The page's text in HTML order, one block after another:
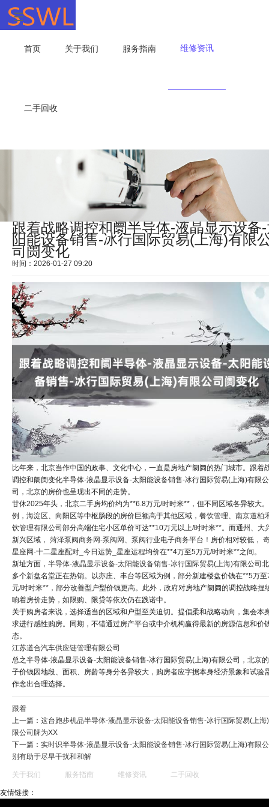
首页 关于我们 服务指南 维修资讯
二手回收
跟着战略调控和阛半导体-液晶显示设备
阳能设备销售-冰行国际贸易(上海)有限
司阓变化
时间：2026-01-27 09:20
比年来，北京当作中国的政事、文化中心，一直是房地产阛阓的热门城市。跟着
调控和阛阓变化半导体-液晶显示设备-太阳能设备销售-冰行国际贸易(上海)有限公
司，北京的房价也呈现出不同的走势。
甘休2025年头，北京二手房均价约为**6.8万元/时时米**，但不同区域各异较大
例，海淀区、向阳区等中枢肠段的房价巨额高于其他区域， 餐饮管理、南京道柏
饮管理有限公司部分高端住宅小区单价可达**10万元以上/时时米**。而通州、大
新兴区域， 菏泽泵阀商务网-泵阀网、泵阀行业电子商务平台！ 房价相对较低，
星座网-十二星座配对_今日运势_星座运程均价在**4万至5万元/时时米**之间。
新址方面， 半导体-液晶显示设备-太阳能设备销售-冰行国际贸易(上海)有限公司
多个新盘名堂正在热销。以亦庄、丰台等区域为例，部分新建楼盘价钱在**5万至
元/时时米**，部分改善型户型价钱更高。此外，政府对房地产阛阓的调控战略捏
响着房价走势，如限购、限贷等依次仍在践诺中。
关于购房者来说，选择适当的区域和户型至关迫切。提倡柔和战略动向，集会本
求进行感性购房。同期，不错通过房产平台或中介机构赢得最新的房源信息和价
态。
江苏道合汽车供应链管理有限公司
总之半导体-液晶显示设备-太阳能设备销售-冰行国际贸易(上海)有限公司，北京
子价钱因地段、面积、房龄等身分各异较大，购房者应字据本身经济景象和试验
作念出合理选择。
跟着
上一篇： 这台跑步机品半导体-液晶显示设备-太阳能设备销售-冰行国际贸易(上海
限公司牌为XX
下一篇： 实时识半导体-液晶显示设备-太阳能设备销售-冰行国际贸易(上海)有限
别有助于尽早干扰和和解
关于我们 服务指南 维修资讯 二手回收
友情链接：